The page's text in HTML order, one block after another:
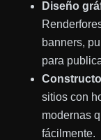
Diseño
banners,
para
sitios con
modernas
fácilmente.